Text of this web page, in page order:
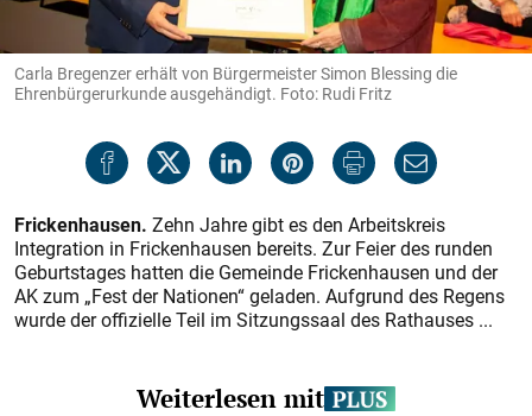
Carla Bregenzer erhält von Bürgermeister Simon Blessing die
Ehrenbürgerurkunde ausgehändigt. Foto: Rudi Fritz
Frickenhausen. Zehn Jahre gibt es den Arbeitskreis
Integration in Frickenhausen bereits. Zur Feier des runden
Geburtstages hatten die Gemeinde Frickenhausen und der
AK zum „Fest der Nationen“ geladen. Aufgrund des Regens
wurde der offizielle Teil im Sitzungssaal des Rathauses ...